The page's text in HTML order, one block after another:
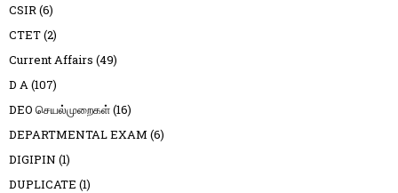
CSIR (6)
CTET(2)
Current Affairs (49)
D A (107)
DEO செயல்முறைகள்(16)
DEPARTMENTAL EXAM (6)
DIGIPIN (1)
DUPLICATE (1)